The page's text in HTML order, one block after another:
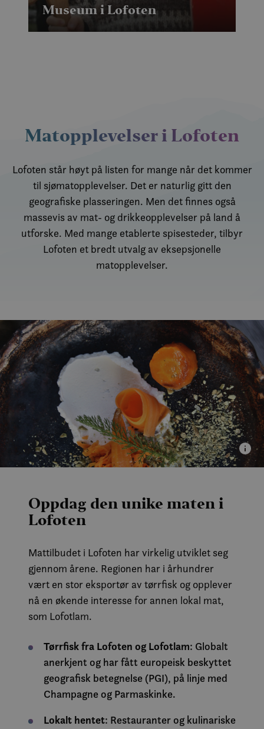
Museum i Lofoten
Matopplevelser i Lofoten
Lofoten står høyt på listen for mange når det kommer
til sjømatopplevelser. Det er naturlig gitt den
geografiske plasseringen. Men det finnes også
massevis av mat- og drikkeopplevelser på land å
utforske. Med mange etablerte spisesteder, tilbyr
Lofoten et bredt utvalg av eksepsjonelle
matopplevelser.
Oppdag den unike maten i
Lofoten
Mattilbudet i Lofoten har virkelig utviklet seg
gjennom årene. Regionen har i århundrer
vært en stor eksportør av tørrfisk og opplever
nå en økende interesse for annen lokal mat,
som Lofotlam.
Tørrfisk fra Lofoten og Lofotlam: Globalt
anerkjent og har fått europeisk beskyttet
geografisk betegnelse (PGI), på linje med
Champagne og Parmaskinke.
Lokalt hentet: Restauranter og kulinariske